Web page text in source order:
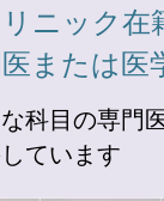
ニック在
または医
科目の専門
ています